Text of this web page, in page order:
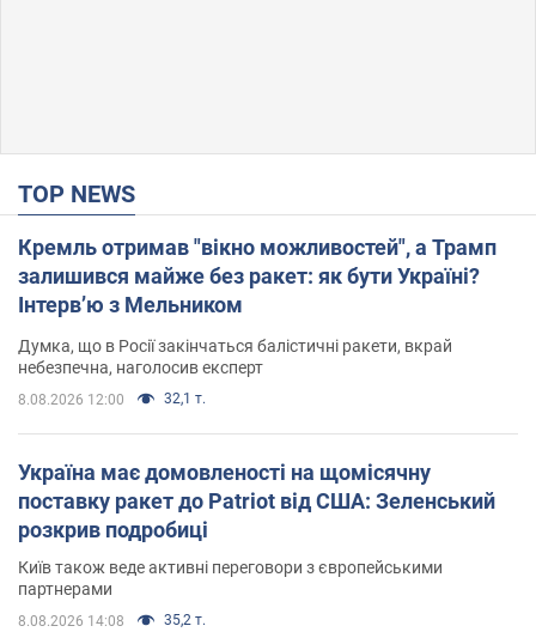
TOP NEWS
Кремль отримав "вікно можливостей", а Трамп
залишився майже без ракет: як бути Україні?
Інтерв’ю з Мельником
Думка, що в Росії закінчаться балістичні ракети, вкрай
небезпечна, наголосив експерт
8.08.2026 12:00 32,1 т.
Україна має домовленості на щомісячну
поставку ракет до Patriot від США: Зеленський
розкрив подробиці
Київ також веде активні переговори з європейськими
партнерами
8.08.2026 14:08 35,2 т.